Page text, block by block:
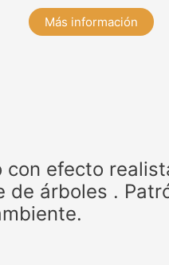
Más información
con efecto
de árboles .